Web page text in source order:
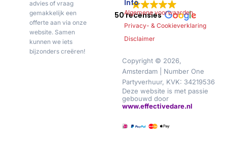
voor vrijblijvend
advies of vraag
gemakkelijk een
offerte aan via onze
website. Samen
kunnen we iets
50 recensies
Info
Algemene voorwaarden
Privacy- & Cookieverklaring
Copyright © 2026,
Amsterdam | Number One
Partyverhuur, KVK: 34219536
Deze website is met passie
gebouwd door